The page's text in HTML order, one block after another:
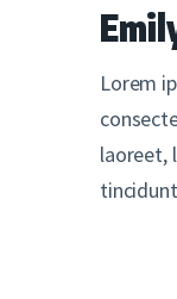
Lorem
laoreet,